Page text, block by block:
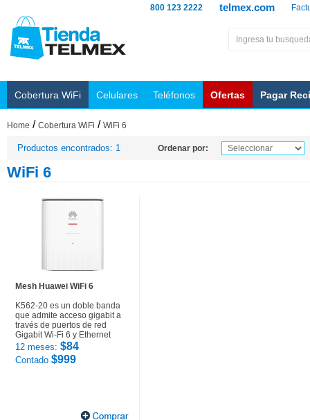
telmex.com
800 123 2222
Cobertura WiFi Celulares Teléfonos Ofertas Pagar
Home / Cobertura WiFi / WiFi 6
Productos encontrados: 1 Ordenar por:
WiFi 6
Mesh Huawei WiFi 6
K562-20 es un doble banda
que admite acceso gigabit a
través de puertos de red
Gigabit Wi-Fi 6 y Ethernet
12 meses: $84
Contado $999